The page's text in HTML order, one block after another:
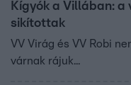
Kígyók a Villában:
sikítottak
VV Virág és VV Robi
várnak rájuk...